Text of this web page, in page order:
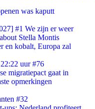
was kaputt
#1 We zijn er weer
Stella Montis
en kobalt, Europa zal
uur #76
migratiepact gaat in
opmerkingen
#32